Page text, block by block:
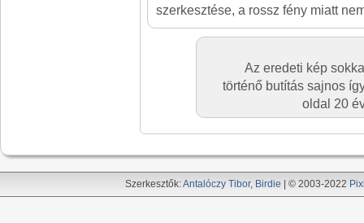
szerkesztése, a rossz fény miatt
Az eredeti kép
történő butítás sajnos
oldal 20
Szerkesztők:Antalóczy Tibor, Birdie | © 2003-2022